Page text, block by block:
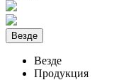
Везде
Везде
Продукция